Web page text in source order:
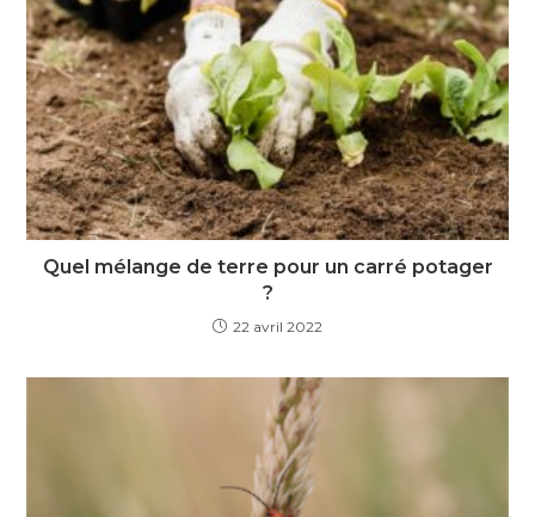
Quel mélange de terre pour un carré potager
?
22 avril 2022